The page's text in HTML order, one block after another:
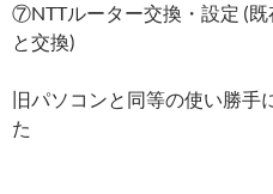
⑦NTTルーター交換・設定 (
と交換)
旧パソコンと同等の使い勝手
た